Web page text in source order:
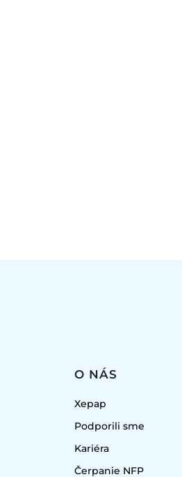
O NÁS
Xepap
Podporili sme
Kariéra
Čerpanie NFP